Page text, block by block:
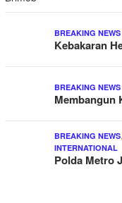
BREAKING NEWS
Kebakaran
BREAKING NEWS
Membangun
BREAKING NEWS
INTERNATIONAL
Polda Metro